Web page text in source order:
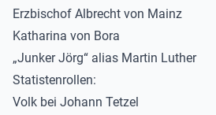
Erzbischof Albrecht von Mainz
Katharina von Bora
„Junker Jörg“ alias Martin Luther
Statistenrollen:
Volk bei Johann Tetzel